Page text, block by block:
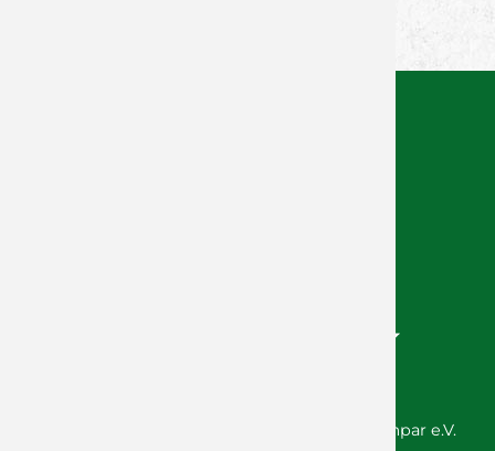
© 2026 Wölfe Würzburg GmbH / SG DJK Rimpar e.V.